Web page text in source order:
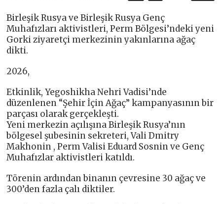
Birleşik Rusya ve Birleşik Rusya Genç
Muhafızları aktivistleri, Perm Bölgesi’ndeki yeni
Gorki ziyaretçi merkezinin yakınlarına ağaç
dikti.
2026,
Etkinlik, Yegoshikha Nehri Vadisi’nde
düzenlenen “Şehir İçin Ağaç” kampanyasının bir
parçası olarak gerçekleşti.
Yeni merkezin açılışına Birleşik Rusya’nın
bölgesel şubesinin sekreteri, Vali Dmitry
Makhonin , Perm Valisi Eduard Sosnin ve Genç
Muhafızlar aktivistleri katıldı.
Törenin ardından binanın çevresine 30 ağaç ve
300’den fazla çalı diktiler.